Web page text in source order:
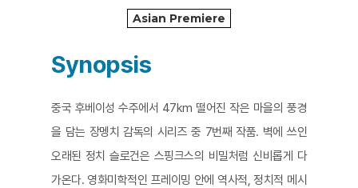
Asian Premiere
Synopsis
중국 후베이성 수주에서 47km 떨어진 작은 마을의 풍경
을 담는 장멩치 감독의 시리즈 중 7번째 작품. 벽에 쓰인
오래된 정치 슬로건은 스핑크스의 비밀처럼 신비롭게 다
가온다. 영화미학적인 프레이밍 안에 역사적, 정치적 메시